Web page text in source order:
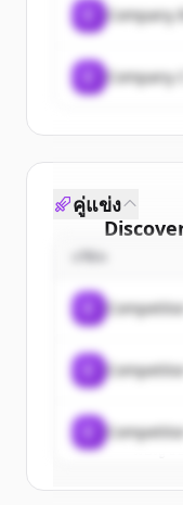
Company
Company C
Sign up
New
มีบัญชี
คู่แข่ง
Competitor